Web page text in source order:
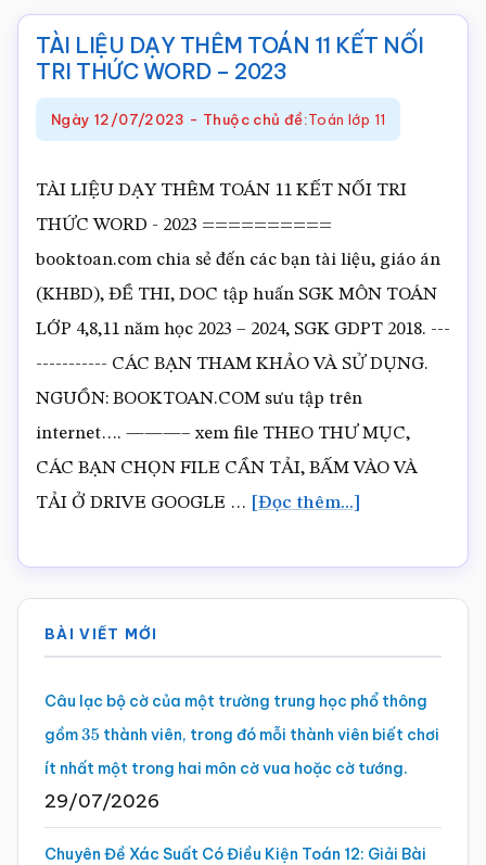
TOÁN
CHÂN
SÁNG
TẠO
TẬP
1
WORD
–
2023
TÀI LIỆU DẠY THÊM TOÁN 11 KẾT NỐI
TRI THỨC WORD – 2023
Ngày 12/07/2023 - Thuộc chủ đề:Toán lớp 11
TÀI LIỆU DẠY THÊM TOÁN 11 KẾT NỐI TRI
THỨC WORD - 2023 ==========
booktoan.com chia sẻ đến các bạn tài liệu, giáo án
(KHBD), ĐỀ THI, DOC tập huấn SGK MÔN TOÁN
LỚP 4,8,11 năm học 2023 – 2024, SGK GDPT 2018. ---
----------- CÁC BẠN THAM KHẢO VÀ SỬ DỤNG.
NGUỒN: BOOKTOAN.COM sưu tập trên
internet…. ———– xem file THEO THƯ MỤC,
CÁC BẠN CHỌN FILE CẦN TẢI, BẤM VÀO VÀ
TẢI Ở DRIVE GOOGLE …
[Đọc thêm...]
DẠY
KẾT
NỐI
TRI
WORD
Sidebar
chính
BÀI VIẾT MỚI
Câu lạc bộ cờ của một trường trung học phổ thông
gồm35 thành viên, trong đó mỗi thành viên biết chơi
ít nhất một trong hai môn cờ vua hoặc cờ tướng.
29/07/2026
Chuyên Đề Xác Suất Có Điều Kiện Toán 12: Giải Bài